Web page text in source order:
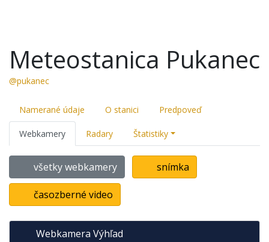
Meteostanica Pukanec
@pukanec
Namerané údaje O stanici Predpoveď
Webkamery Radary Štatistiky
všetky webkamery snímka
časozberné video
Webkamera Výhľad